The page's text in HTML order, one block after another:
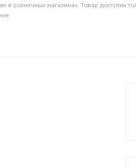
в розничных магазинах. Товар доступен